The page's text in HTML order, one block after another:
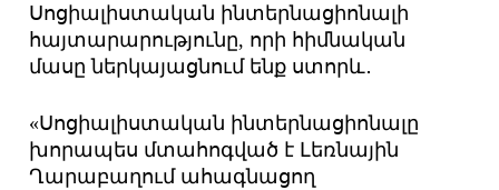
Սոցիալիստական ինտերնացիոնալի
հայտարարությունը, որի հիմնական
մասը ներկայացնում ենք ստորև․
«Սոցիալիստական ինտերնացիոնալը
խորապես մտահոգված է Լեռնային
Ղարաբաղում ահագնացող